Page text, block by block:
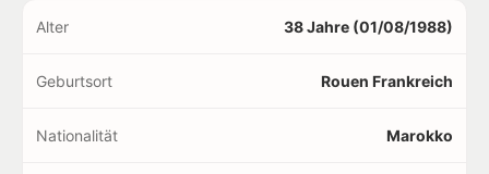
Alter 38 Jahre (01/08/1988)
Geburtsort Rouen Frankreich
Nationalität Marokko